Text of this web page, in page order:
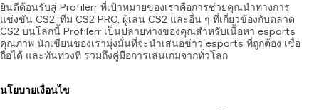
ยินดีต้อนรับสู่ Profilerr ที่เป้าหมายของเราคือการช่วยคุณนำทางการ
แข่งขัน CS2, ทีม CS2 PRO, ผู้เล่น CS2 และอื่น ๆ ที่เกี่ยวข้องกับตลาด
CS2 บนโลกนี้ Profilerr เป็นปลายทางของคุณสำหรับเนื้อหา esports
คุณภาพ นักเขียนของเรามุ่งมั่นที่จะนำเสนอข่าว esports ที่ถูกต้อง เชื่อ
ถือได้ และทันท่วงที รวมถึงคู่มือการเล่นเกมจากทั่วโลก
นโยบายเงื่อนไข